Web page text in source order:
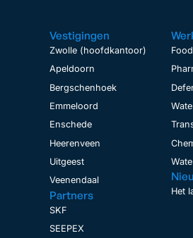
Vestigingen
Zwolle (hoofdkantoor)
Apeldoorn
Bergschenhoek
Emmeloord
Enschede
Heerenveen
Uitgeest
Veenendaal
Partners
SKF
SEEPEX
Het